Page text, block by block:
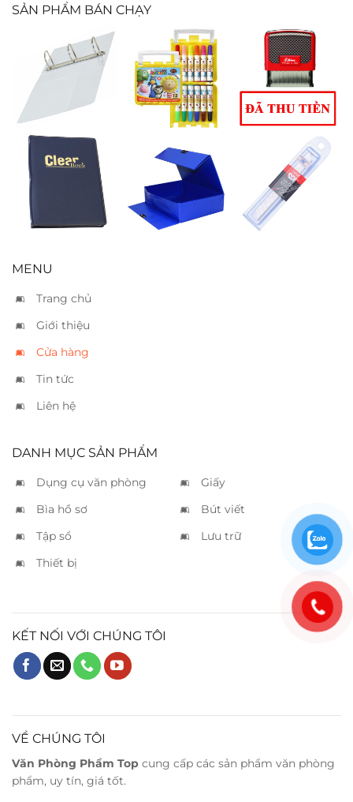
SẢN PHẨM BÁN CHẠY
Bìa 3 còng A4
Bút lông màu
Simbalion
BLM12
Đóng dấu “Đã
thu tiền”
Bìa hộp simili
Lưỡi dao rọc
nhỏ SDI 9mm
MENU
Trang chủ
Giới thiệu
Cửa hàng
Tin tức
Liên hệ
DANH MỤC SẢN PHẨM
Dụng cụ văn phòng
Giấy
Bìa hồ sơ
Bút viết
Tập sổ
Lưu trữ
Thiết bị
KẾT NỐI VỚI CHÚNG TÔI
VỀ CHÚNG TÔI
Văn Phòng Phẩm Top cung cấp các sản phẩm văn phòng
phẩm, uy tín, giá tốt.